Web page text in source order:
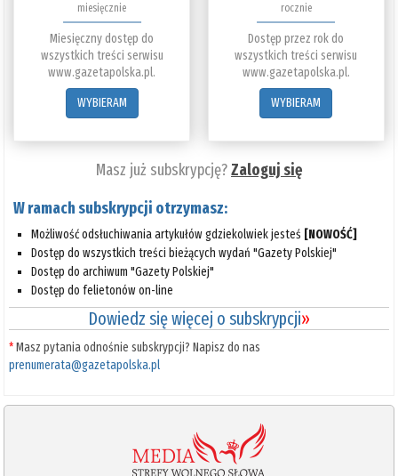
miesięcznie
Miesięczny dostęp do
wszystkich treści serwisu
www.gazetapolska.pl.
WYBIERAM
rocznie
Dostęp przez rok do
wszystkich treści serwisu
www.gazetapolska.pl.
WYBIERAM
Masz już subskrypcję?Zaloguj się
W ramach subskrypcji otrzymasz:
Możliwość odsłuchiwania artykułów gdziekolwiek jesteś [NOWOŚĆ]
Dostęp do wszystkich treści bieżących wydań "Gazety Polskiej"
Dostęp do archiwum "Gazety Polskiej"
Dostęp do felietonów on-line
Dowiedz się więcej o subskrypcji»
*Masz pytania odnośnie subskrypcji? Napisz do nas
prenumerata@gazetapolska.pl